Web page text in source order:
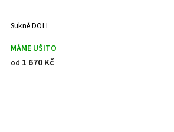
Sukně DOLL
MÁME UŠITO
od 1 670 Kč